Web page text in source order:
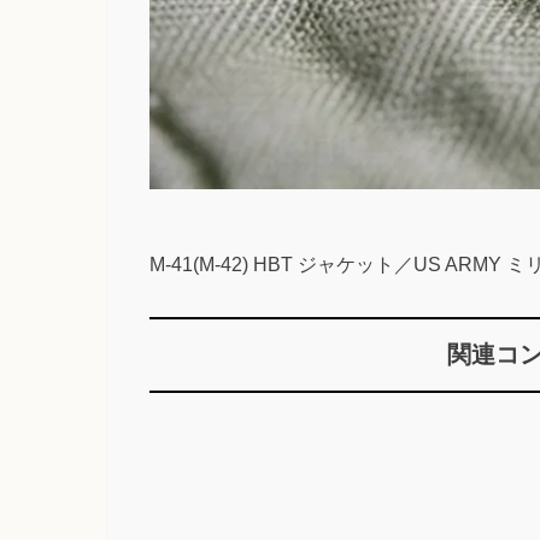
M-41(M-42) HBT ジャケット／US ARMY ミ
関連コ